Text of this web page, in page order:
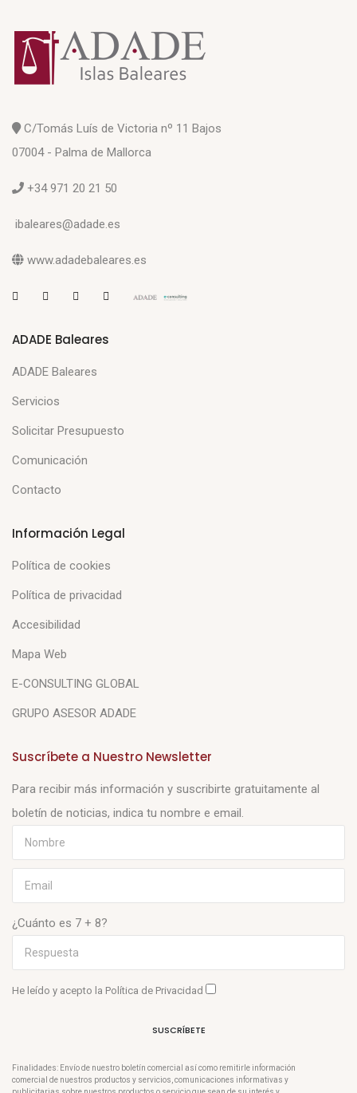
C/Tomás Luís de Victoria nº 11 Bajos
07004 - Palma de Mallorca
+34 971 20 21 50
ibaleares@adade.es
www.adadebaleares.es
ADADE Baleares
ADADE Baleares
Servicios
Solicitar Presupuesto
Comunicación
Contacto
Información Legal
Política de cookies
Política de privacidad
Accesibilidad
Mapa Web
E-CONSULTING GLOBAL
GRUPO ASESOR ADADE
Suscríbete a Nuestro Newsletter
Para recibir más información y suscribirte gratuitamente al
boletín de noticias, indica tu nombre e email.
¿Cuánto es 7 + 8?
He leído y acepto la Política de Privacidad
SUSCRÍBETE
Finalidades: Envío de nuestro boletín comercial así como remitirle información
comercial de nuestros productos y servicios, comunicaciones informativas y